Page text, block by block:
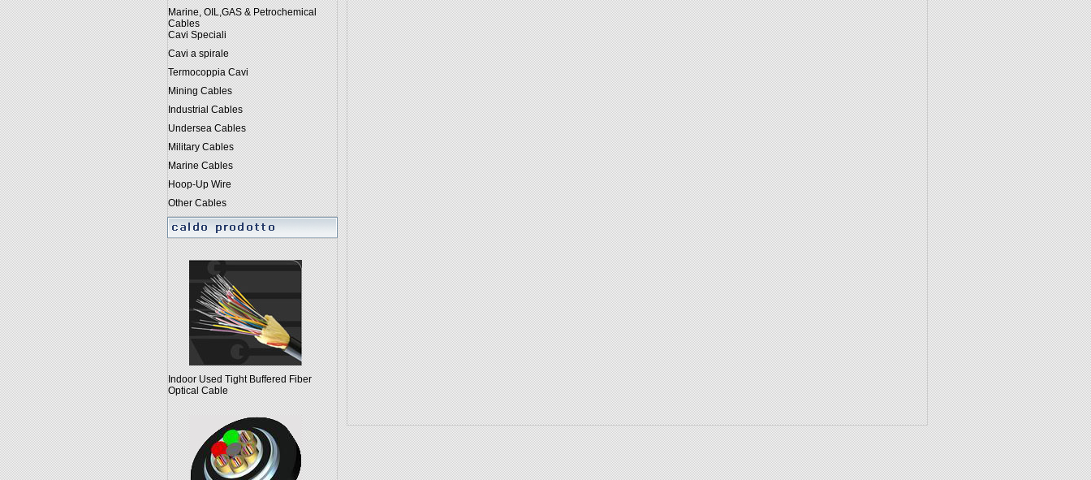
Marine, OIL,GAS & Petrochemical
Cables
Cavi Speciali
Cavi a spirale
Termocoppia Cavi
Mining Cables
Industrial Cables
Undersea Cables
Military Cables
Marine Cables
Hoop-Up Wire
Other Cables
Indoor Used Tight Buffered Fiber
Optical Cable